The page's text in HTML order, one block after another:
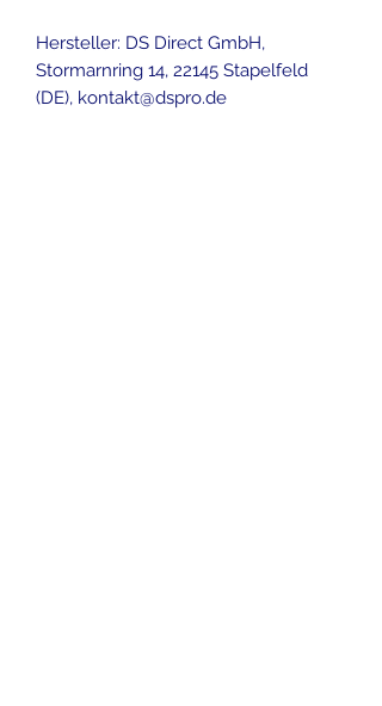
Hersteller: DS Direct GmbH,
Stormarnring 14, 22145 Stapelfeld
(DE), kontakt@dspro.de